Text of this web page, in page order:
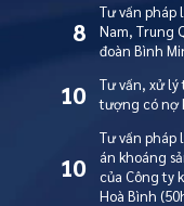
8
Tư vấn pháp
Nam, Trung
đoàn Bình
10
Tư vấn, xử
tượng có nợ
10
Tư vấn pháp
án khoáng
của Công ty
Hoà Bình